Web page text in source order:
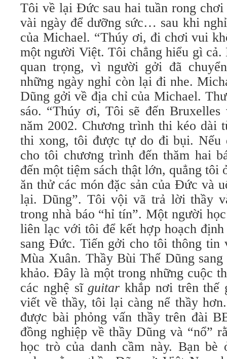
Tôi về lại Ðức sau hai tuần rong
vài ngày để dưỡng sức… sau khi
của Michael. “Thúy ơi, đi chơi vui
một người Việt. Tôi chẳng hiểu gì cả.
quan trọng, vì người gởi đã
những ngày nghỉ còn lại đi nhe.
Dũng gởi về địa chỉ của Michael.
sáo. “Thúy ơi, Tôi sẽ đến Bruxelles
năm 2002. Chương trình thi kéo dài
thi xong, tôi được tự do đi bụi. Nếu
cho tôi chương trình đến thăm hai
đến một tiệm sách thật lớn, quẳng tôi
ăn thử các món đặc sản của Ðức và
lại. Dũng”. Tôi vội vã trả lời thầy
trong nhà báo “hỉ tín”. Một người
liên lạc với tôi để kết hợp hoạch
sang Ðức. Tiến gởi cho tôi thông tin
Mùa Xuân. Thầy Bùi Thế Dũng
khảo. Ðây là một trong những cuộc
các nghệ sĩ guitar khắp nơi trên thế
viết về thầy, tôi lại càng nể thầy
được bài phỏng vấn thầy trên đài
đồng nghiệp về thầy Dũng và “nổ”
học trò của danh cầm này. Bạn